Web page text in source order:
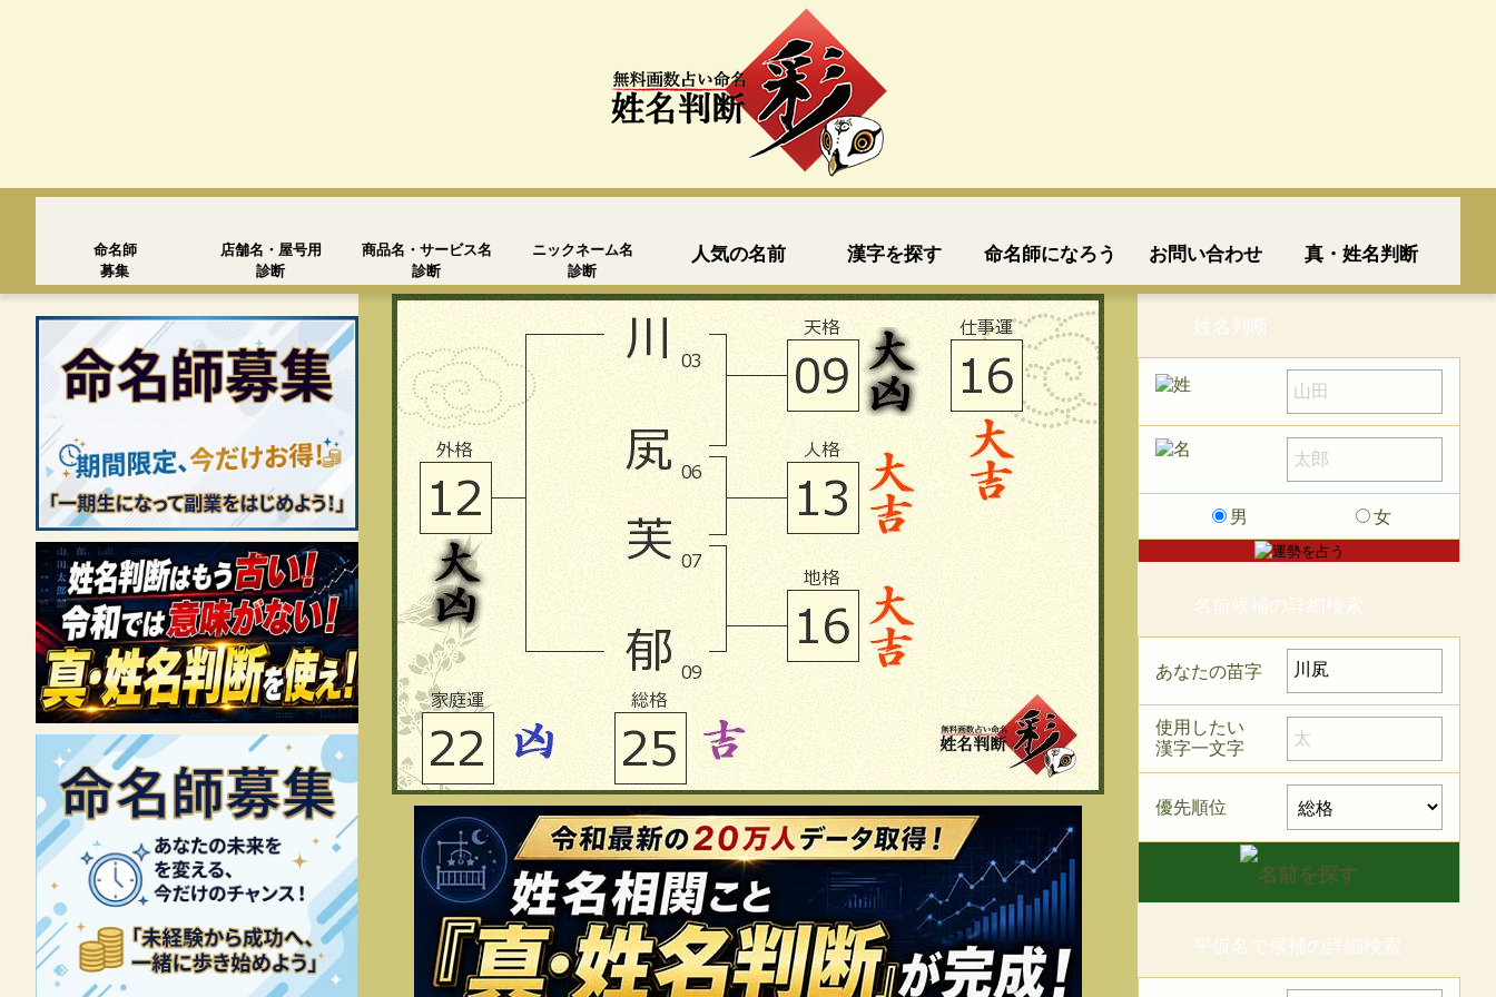
命名師
募集
店舗名・屋号用
診断
商品名・サービス名
診断
ニックネーム名
診断
人気の名前 漢字を探す 命名師になろう お問い合わせ 真・姓名判断
姓名判断
男 女
名前候補の詳細検索
あなたの苗字
使用したい
漢字一文字
優先順位
平仮名で候補の詳細検索